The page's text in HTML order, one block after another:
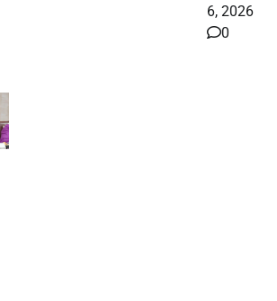
6, 2026
0